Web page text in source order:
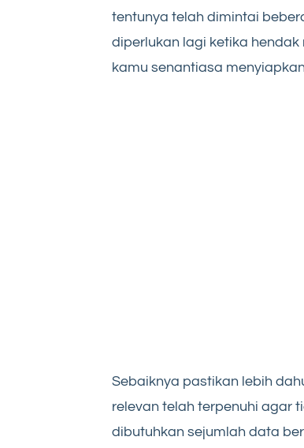
tentunya telah dimintai
diperlukan lagi ketika
kamu senantiasa
Sebaiknya pastikan lebih
relevan telah terpenuhi agar
dibutuhkan sejumlah data